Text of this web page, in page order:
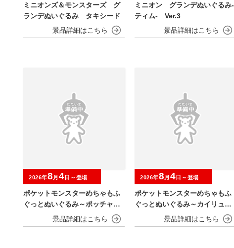
ミニオンズ＆モンスターズ グ
ランデぬいぐるみ タキシード
ミニオン グランデぬいぐるみ‐
ティム‐ Ver.3
ポケットモンスターめちゃもふ
ぐっとぬいぐるみ～ポッチャマ
2026年8 月 4 日～登場
ポケットモンスターめちゃもふ
ぐっとぬいぐるみ～カイリュー
2026年8 月 4 日～登場